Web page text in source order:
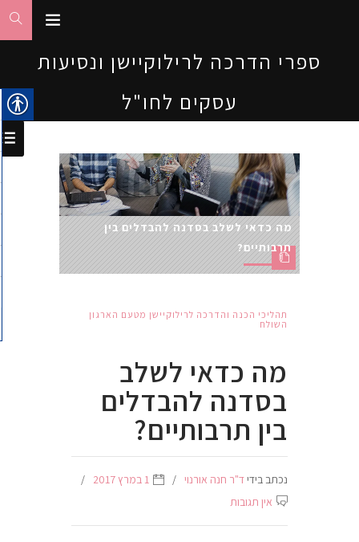
ספרי הדרכה לרילוקיישן ונסיעות
עסקים לחו"ל
מה כדאי לשלב בסדנה להבדלים בין
תרבותיים?
תהליכי הכנה והדרכה לרילוקיישן מטעם הארגון
השולח
מה כדאי לשלב
בסדנה להבדלים
בין תרבותיים?
נכתב בידיד"ר חנה אורנוי
1 במרץ 2017
אין תגובות